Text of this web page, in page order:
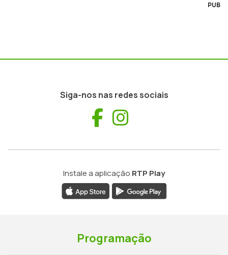
PUB
Siga-nos nas redes sociais
Facebook
Instale a aplicação RTP Play
Programação